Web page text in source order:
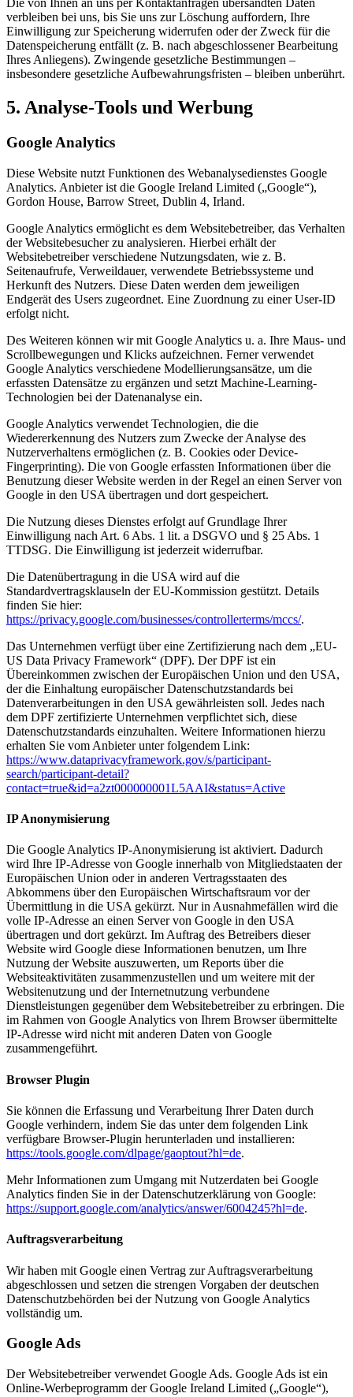
Die von Ihnen an uns per Kontaktanfragen übersandten Daten
verbleiben bei uns, bis Sie uns zur Löschung auffordern, Ihre
Einwilligung zur Speicherung widerrufen oder der Zweck für die
Datenspeicherung entfällt (z. B. nach abgeschlossener Bearbeitung
Ihres Anliegens). Zwingende gesetzliche Bestimmungen –
insbesondere gesetzliche Aufbewahrungsfristen – bleiben unberührt.
5. Analyse-Tools und Werbung
Google Analytics
Diese Website nutzt Funktionen des Webanalysedienstes Google
Analytics. Anbieter ist die Google Ireland Limited („Google“),
Gordon House, Barrow Street, Dublin 4, Irland.
Google Analytics ermöglicht es dem Websitebetreiber, das Verhalten
der Websitebesucher zu analysieren. Hierbei erhält der
Websitebetreiber verschiedene Nutzungsdaten, wie z. B.
Seitenaufrufe, Verweildauer, verwendete Betriebssysteme und
Herkunft des Nutzers. Diese Daten werden dem jeweiligen
Endgerät des Users zugeordnet. Eine Zuordnung zu einer User-ID
erfolgt nicht.
Des Weiteren können wir mit Google Analytics u. a. Ihre Maus- und
Scrollbewegungen und Klicks aufzeichnen. Ferner verwendet
Google Analytics verschiedene Modellierungsansätze, um die
erfassten Datensätze zu ergänzen und setzt Machine-Learning-
Technologien bei der Datenanalyse ein.
Google Analytics verwendet Technologien, die die
Wiedererkennung des Nutzers zum Zwecke der Analyse des
Nutzerverhaltens ermöglichen (z. B. Cookies oder Device-
Fingerprinting). Die von Google erfassten Informationen über die
Benutzung dieser Website werden in der Regel an einen Server von
Google in den USA übertragen und dort gespeichert.
Die Nutzung dieses Dienstes erfolgt auf Grundlage Ihrer
Einwilligung nach Art. 6 Abs. 1 lit. a DSGVO und § 25 Abs. 1
TTDSG. Die Einwilligung ist jederzeit widerrufbar.
Die Datenübertragung in die USA wird auf die
Standardvertragsklauseln der EU-Kommission gestützt. Details
finden Sie hier:
https://privacy.google.com/businesses/controllerterms/mccs/.
Das Unternehmen verfügt über eine Zertifizierung nach dem „EU-
US Data Privacy Framework“ (DPF). Der DPF ist ein
Übereinkommen zwischen der Europäischen Union und den USA,
der die Einhaltung europäischer Datenschutzstandards bei
Datenverarbeitungen in den USA gewährleisten soll. Jedes nach
dem DPF zertifizierte Unternehmen verpflichtet sich, diese
Datenschutzstandards einzuhalten. Weitere Informationen hierzu
erhalten Sie vom Anbieter unter folgendem Link:
https://www.dataprivacyframework.gov/s/participant-
search/participant-detail?
contact=true&id=a2zt000000001L5AAI&status=Active
IP Anonymisierung
Die Google Analytics IP-Anonymisierung ist aktiviert. Dadurch
wird Ihre IP-Adresse von Google innerhalb von Mitgliedstaaten der
Europäischen Union oder in anderen Vertragsstaaten des
Abkommens über den Europäischen Wirtschaftsraum vor der
Übermittlung in die USA gekürzt. Nur in Ausnahmefällen wird die
volle IP-Adresse an einen Server von Google in den USA
übertragen und dort gekürzt. Im Auftrag des Betreibers dieser
Website wird Google diese Informationen benutzen, um Ihre
Nutzung der Website auszuwerten, um Reports über die
Websiteaktivitäten zusammenzustellen und um weitere mit der
Websitenutzung und der Internetnutzung verbundene
Dienstleistungen gegenüber dem Websitebetreiber zu erbringen. Die
im Rahmen von Google Analytics von Ihrem Browser übermittelte
IP-Adresse wird nicht mit anderen Daten von Google
zusammengeführt.
Browser Plugin
Sie können die Erfassung und Verarbeitung Ihrer Daten durch
Google verhindern, indem Sie das unter dem folgenden Link
verfügbare Browser-Plugin herunterladen und installieren:
https://tools.google.com/dlpage/gaoptout?hl=de.
Mehr Informationen zum Umgang mit Nutzerdaten bei Google
Analytics finden Sie in der Datenschutzerklärung von Google:
https://support.google.com/analytics/answer/6004245?hl=de.
Auftragsverarbeitung
Wir haben mit Google einen Vertrag zur Auftragsverarbeitung
abgeschlossen und setzen die strengen Vorgaben der deutschen
Datenschutzbehörden bei der Nutzung von Google Analytics
vollständig um.
Google Ads
Der Websitebetreiber verwendet Google Ads. Google Ads ist ein
Online-Werbeprogramm der Google Ireland Limited („Google“),